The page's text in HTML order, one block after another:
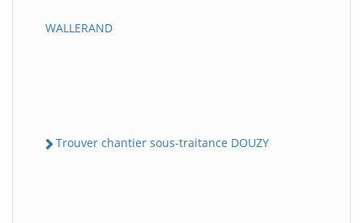
WALLERAND
Trouver chantier sous-traitance DOUZY